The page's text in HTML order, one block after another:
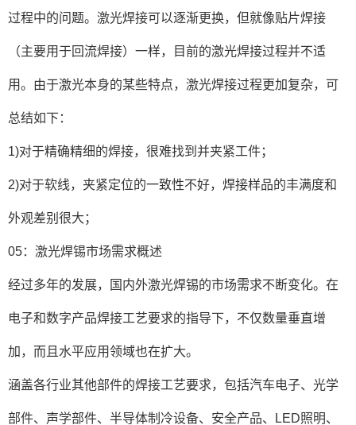
过程中的问题。激光焊接可以逐渐更换，但就像贴片焊接
（主要用于回流焊接）一样，目前的激光焊接过程并不适
用。由于激光本身的某些特点，激光焊接过程更加复杂，可
总结如下：
1)对于精确精细的焊接，很难找到并夹紧工件；
2)对于软线，夹紧定位的一致性不好，焊接样品的丰满度和
外观差别很大；
05：激光焊锡市场需求概述
经过多年的发展，国内外激光焊锡的市场需求不断变化。在
电子和数字产品焊接工艺要求的指导下，不仅数量垂直增
加，而且水平应用领域也在扩大。
涵盖各行业其他部件的焊接工艺要求，包括汽车电子、光学
部件、声学部件、半导体制冷设备、安全产品、LED照明、